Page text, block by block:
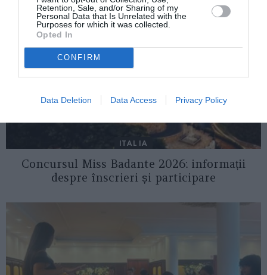
Retention, Sale, and/or Sharing of my
Personal Data that Is Unrelated with the
Purposes for which it was collected.
Opted In
CONFIRM
Data Deletion Data Access Privacy Policy
ITALIA
Concursul Miss Badante 2026: informații
despre înscrieri și participare